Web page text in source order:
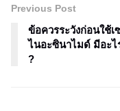
Previous Post
ข้อควรระวังก่อนใช้เ
ไนอะซินาไมด์ มีอะไ
?